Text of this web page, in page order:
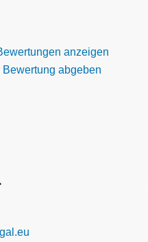
anzeigen
Bewertung abgeben